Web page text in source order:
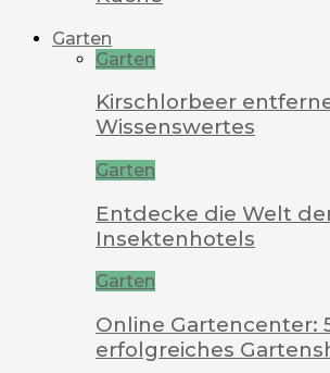
Garten
Garten
Kirschlorbeer
Wissenswertes
Garten
Entdecke die Welt
Insektenhotels
Garten
Online Gartencenter:
erfolgreiches